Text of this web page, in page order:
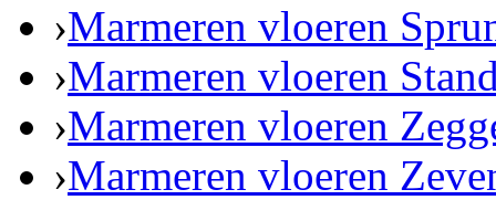
›Marmeren vloeren
›Marmeren vloeren
›Marmeren vloeren
›Marmeren vloeren